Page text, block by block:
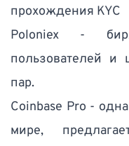
прохождения KYC
Poloniex -
пользователей и
пар.
Coinbase Pro -
мире,